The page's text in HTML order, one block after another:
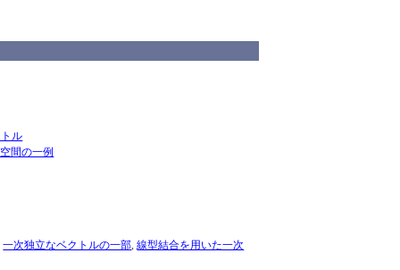
ル
間の一例
一次独立なベクトルの一部,線型結合を用いた一次